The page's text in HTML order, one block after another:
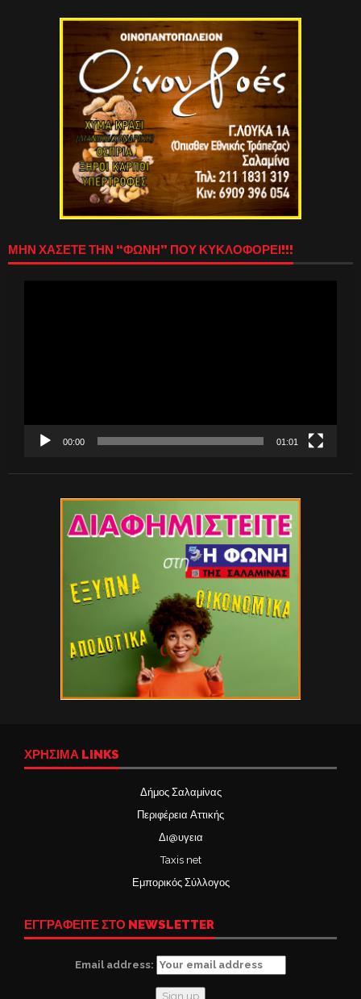
ΜΗΝ ΧΑΣΕΤΕ ΤΗΝ “ΦΩΝΗ” ΠΟΥ ΚΥΚΛΟΦΟΡΕΙ!!!
00:00 01:01
ΧΡΉΣΙΜΑ LINKS
Δήμος Σαλαμίνας
Περιφέρεια Αττικής
Δι@υγεια
Taxis net
Εμπορικός Σύλλογος
ΕΓΓΡΑΦΕΙΤΕ ΣΤΟ NEWSLETTER
Email address: